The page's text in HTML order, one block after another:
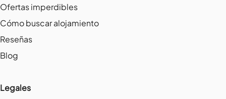
Ofertas imperdibles
Cómo buscar alojamiento
Reseñas
Blog
Legales